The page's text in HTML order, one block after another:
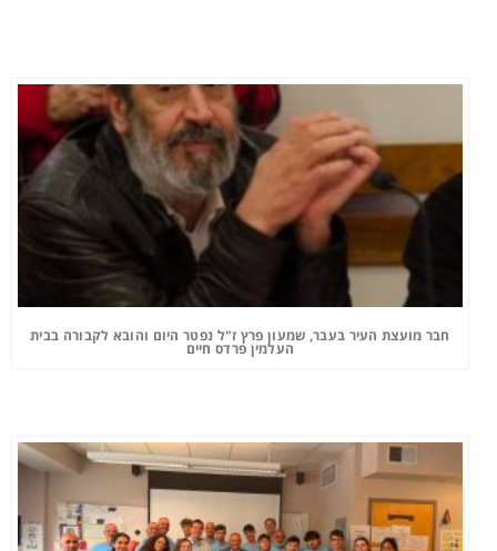
חבר מועצת העיר בעבר, שמעון פרץ ז"ל נפטר היום והובא לקבורה בבית
העלמין פרדס חיים